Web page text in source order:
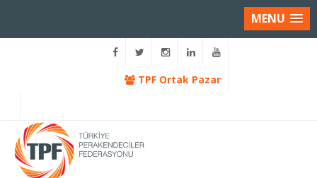
MENU
TPF Ortak Pazar